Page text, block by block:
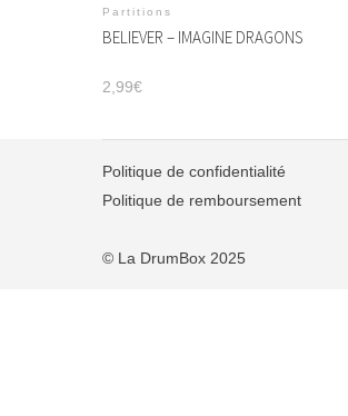
Partitions
BELIEVER – IMAGINE DRAGONS
2,99€
Politique de confidentialité
Politique de remboursement
© La DrumBox 2025